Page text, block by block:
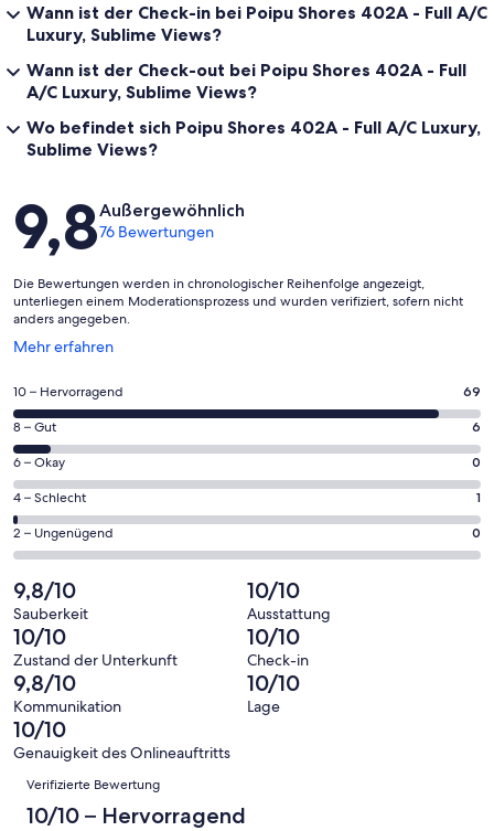
Wann ist der Check-in bei Poipu Shores 402A - Full A/C
Luxury, Sublime Views?
Wann ist der Check-out bei Poipu Shores 402A - Full
A/C Luxury, Sublime Views?
Wo befindet sich Poipu Shores 402A - Full A/C Luxury,
Sublime Views?
Bewertungen
9,8Außergewöhnlich
76 Bewertungen
Die Bewertungen werden in chronologischer Reihenfolge angezeigt,
unterliegen einem Moderationsprozess und wurden verifiziert, sofern nicht
anders angegeben.
Mehr erfahren
Wird
einem
neuen
Fenster
geöffnet
69
von
insgesamt
76
Gästebewertungen
haben
eine
Bewertung
von
10
-
Hervorragend
10 – Hervorragend 69
6
von
insgesamt
76
Gästebewertungen
haben
Bewertung
von
8
-
Gut
8 – Gut 6
0
von
insgesamt
76
Gästebewertungen
haben
eine
Bewertung
von
6
-
Okay
6 – Okay 0
1
von
insgesamt
Gästebewertungen
haben
eine
Bewertung
von
4
-
Schlecht
4 – Schlecht 1
0
von
insgesamt
76
Gästebewertungen
haben
eine
Bewertung
von
2
Ungenügend
2 – Ungenügend 0
9,8/10
Sauberkeit
10/10
Ausstattung
10/10
Zustand der Unterkunft
10/10
Check-in
9,8/10
Kommunikation
10/10
Lage
10/10
Genauigkeit des Onlineauftritts
Bewertungen
Verifizierte Bewertung
10/10 – Hervorragend